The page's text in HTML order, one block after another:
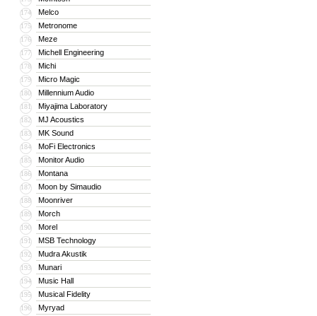
174 Melco
175 Metronome
176 Meze
177 Michell Engineering
178 Michi
179 Micro Magic
180 Millennium Audio
181 Miyajima Laboratory
182 MJ Acoustics
183 MK Sound
184 MoFi Electronics
185 Monitor Audio
186 Montana
187 Moon by Simaudio
188 Moonriver
189 Morch
190 Morel
191 MSB Technology
192 Mudra Akustik
193 Munari
194 Music Hall
195 Musical Fidelity
196 Myryad